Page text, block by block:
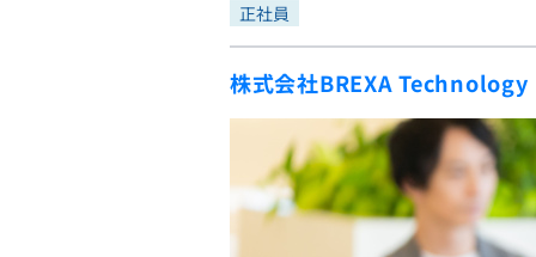
インタビュー
就活成功ガイド
正社員
株式会社BREXA Technology